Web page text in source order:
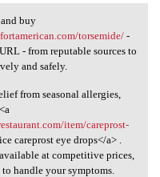
and buy
buy
torsemide/-
- from reputable sources to
and safely.
from seasonal allergies,
item/careprost-
careprost eye drops</a> .
at competitive prices,
handle your symptoms.